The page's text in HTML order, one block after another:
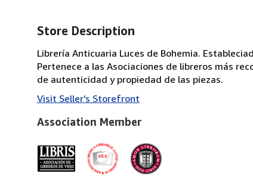
Store Description
Librería Anticuaria Luces de Bohemia.
Pertenece a las Asociaciones de libreros más
de autenticidad y propiedad de las piezas.
Visit Seller's Storefront
Association Member